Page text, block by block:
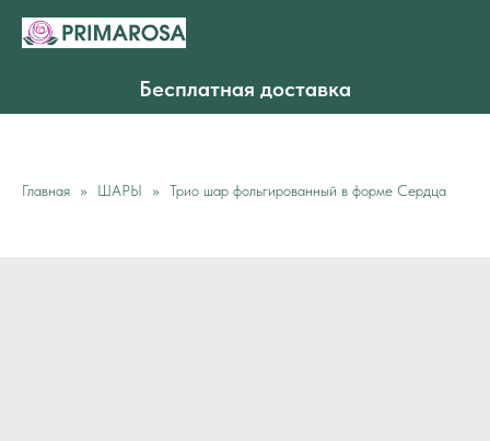
Бесплатная доставка
Главная ШАРЫ Трио шар фольгированный в форме Сердца